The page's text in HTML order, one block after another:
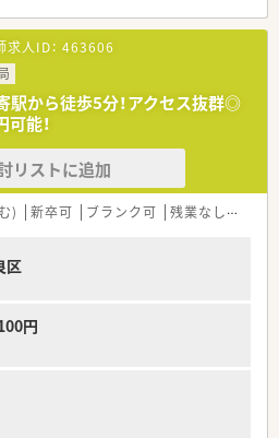
ょう。
おります。
しながら出店している為処方枚数の多
安定しております。開業から関わって
係も良好です。
10％未満（2021年度）と定着率も高い
っているので有給消化もしやすい環境
すく、無理な処方や急な処方内容変更な
です。
良好です。
求人ID： 463606
駅から徒歩5分！アクセス抜群◎
能！
リストに追加
) 新卒可 ブランク可 残業なし(ほぼなし含む)
区
円